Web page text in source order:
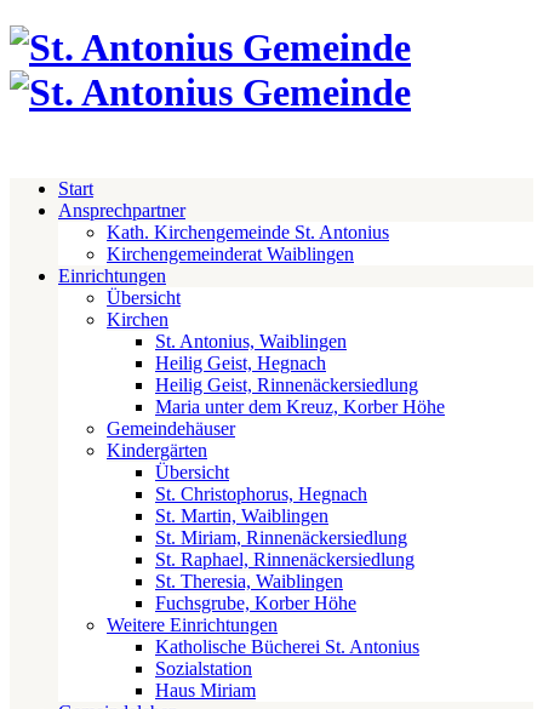
Start
Ansprechpartner
Kath. Kirchengemeinde St. Antonius
Kirchengemeinderat Waiblingen
Einrichtungen
Übersicht
Kirchen
St. Antonius, Waiblingen
Heilig Geist, Hegnach
Heilig Geist, Rinnenäckersiedlung
Maria unter dem Kreuz, Korber Höhe
Gemeindehäuser
Kindergärten
Übersicht
St. Christophorus, Hegnach
St. Martin, Waiblingen
St. Miriam, Rinnenäckersiedlung
St. Raphael, Rinnenäckersiedlung
St. Theresia, Waiblingen
Fuchsgrube, Korber Höhe
Weitere Einrichtungen
Katholische Bücherei St. Antonius
Sozialstation
Haus Miriam